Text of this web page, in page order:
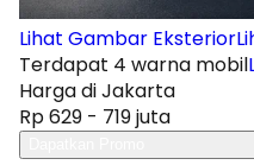
Lihat Gambar Eksterior
Terdapat 4 warna mobil
Harga di Jakarta
Rp 629 - 719 juta